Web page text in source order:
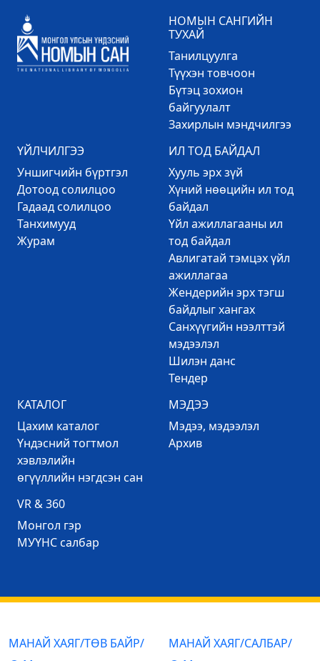
НОМЫН САНГИЙН
ТУХАЙ
Танилцуулга
Түүхэн товчоон
Бүтэц зохион
байгуулалт
Захирлын мэндчилгээ
ҮЙЛЧИЛГЭЭ
Уншигчийн бүртгэл
Дотоод солилцоо
Гадаад солилцоо
Танхимууд
Журам
ИЛ ТОД БАЙДАЛ
Хууль эрх зүй
Хүний нөөцийн ил тод
байдал
Үйл ажиллагааны ил
тод байдал
Авлигатай тэмцэх үйл
ажиллагаа
Жендерийн эрх тэгш
байдлыг хангах
Санхүүгийн нээлттэй
мэдээлэл
Шилэн данс
Тендер
КАТАЛОГ
Цахим каталог
Үндэсний тогтмол
хэвлэлийн
өгүүллийн нэгдсэн сан
МЭДЭЭ
Mэдээ, мэдээлэл
Архив
VR & 360
Mонгол гэр
МУҮНС салбар
МАНАЙ ХАЯГ/ТӨВ БАЙР/
МАНАЙ ХАЯГ/САЛБАР/